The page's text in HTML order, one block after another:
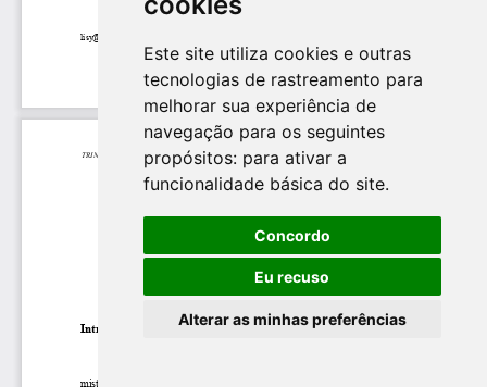
Este site utiliza cookies e outras
tecnologias de rastreamento para
melhorar sua experiência de
navegação para os seguintes
propósitos: para ativar a
funcionalidade básica do site.
Concordo
Eu recuso
Alterar as minhas preferências